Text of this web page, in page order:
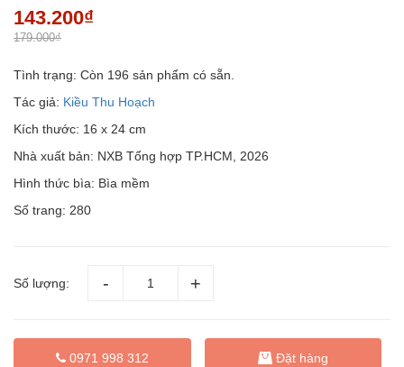
143.200₫
179.000₫
Tình trạng: Còn 196 sản phẩm có sẵn.
Tác giả: Kiều Thu Hoạch
Kích thước: 16 x 24 cm
Nhà xuất bản: NXB Tổng hợp TP.HCM, 2026
Hình thức bìa: Bìa mềm
Số trang: 280
Số lượng:
0971 998 312 Đặt hàng